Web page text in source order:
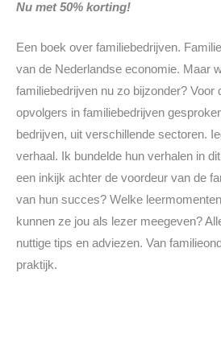
Nu met 50% korting!
Een boek over familiebedrijven.
van de Nederlandse economie. Maar
familiebedrijven nu zo bijzonder? Voor
opvolgers in familiebedrijven
bedrijven, uit verschillende sectoren.
verhaal. Ik bundelde hun verhalen in
een inkijk achter de voordeur van de
van hun succes? Welke
kunnen ze jou als lezer meegeven?
nuttige tips en adviezen. Van
praktijk.